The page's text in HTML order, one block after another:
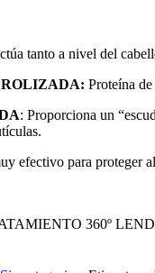
tanto a nivel del
Proteína
: Proporciona un
efectivo para proteger
360º